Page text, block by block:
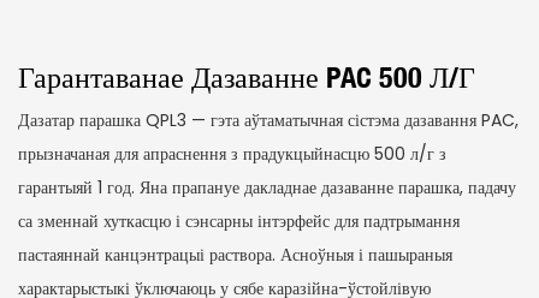
Гарантаванае Дазаванне PAC 500 Л/г
Дазатар парашка QPL3 — гэта аўтаматычная сістэма дазавання PAC,
прызначаная для апраснення з прадукцыйнасцю 500 л/г з
гарантыяй 1 год. Яна прапануе дакладнае дазаванне парашка, падачу
са зменнай хуткасцю і сэнсарны інтэрфейс для падтрымання
пастаяннай канцэнтрацыі раствора. Асноўныя і пашыраныя
характарыстыкі ўключаюць у сябе каразійна-ўстойлівую